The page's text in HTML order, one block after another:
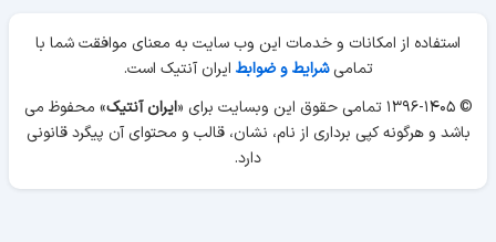
استفاده از امکانات و خدمات این وب سایت به معنای موافقت شما با
تمامیشرایط و ضوابط ایران آنتیک است.
© ۱۳۹۶-۱۴۰۵ تمامی حقوق این وبسایت برای «
ایران آنتیک» محفوظ می
باشد و هرگونه کپی برداری از نام، نشان، قالب و محتوای آن پیگرد قانونی
دارد.